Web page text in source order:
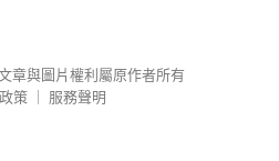
章與圖片權利屬原作者所有
策
服務聲明